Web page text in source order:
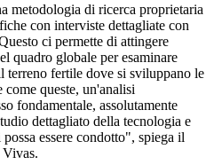
metodologia di ricerca proprietaria
con interviste dettagliate con
ci permette di attingere
quadro globale per esaminare
terreno fertile dove si sviluppano le
queste, un'analisi
fondamentale, assolutamente
dettagliato della tecnologia e
essere condotto", spiega il
Vivas.